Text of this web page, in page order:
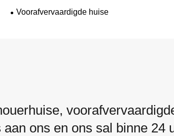
Voorafvervaardigde huise
ons en ons sal binne 24